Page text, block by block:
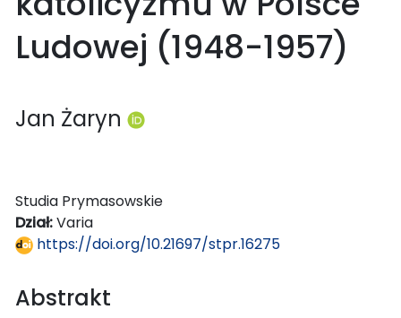
Ludowej (1948-1957)
Jan Żaryn
Studia Prymasowskie
Dział:Varia
https://doi.org/10.21697/stpr.16275
Abstrakt